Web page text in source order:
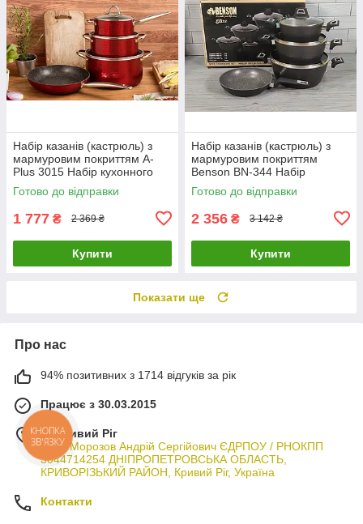
Набір казанів (кастрюль) з
мармуровим покриттям A-
Plus 3015 Набір кухонного
посуду 7 предметів
(Червоний)
Готово до відправки
1 777 ₴ 2 369 ₴
Купити
Набір казанів (кастрюль) з
мармуровим покриттям
Benson BN-344 Набір
кухонного посуду 7 предметів
Готово до відправки
2 356 ₴ 3 142 ₴
Купити
Показати ще
Про нас
94% позитивних з 1714 відгуків за рік
Працює з 30.03.2015
м. Кривий Ріг
ФОП Морозов Андрій Сергійович ЄДРПОУ / РНОКПП
3044714254 ДНІПРОПЕТРОВСЬКА ОБЛАСТЬ,
КРИВОРІЗЬКИЙ РАЙОН, Кривий Ріг, Україна
Контакти
КНОПКА
ЗВ'ЯЗКУ